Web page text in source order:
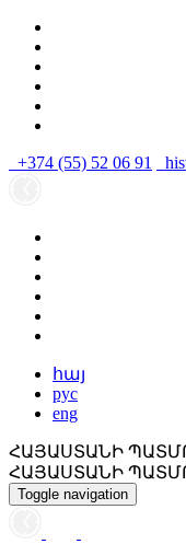
+374 (55) 52 06 91
հայ
рус
eng
ՀԱՅԱՍՏԱՆԻ
ՀԱՅԱՍՏԱՆԻ
Toggle navigation